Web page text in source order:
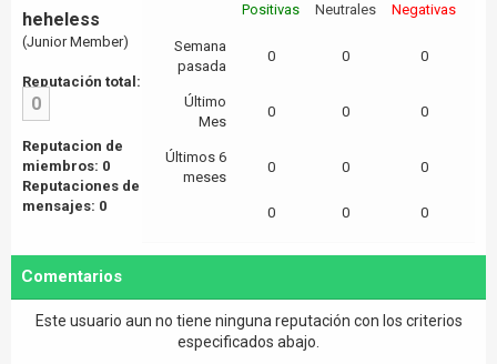
heheless
(Junior Member)
Reputación total:
0
Reputacion de
miembros: 0
Reputaciones de
mensajes: 0
Positivas Neutrales Negativas
Semana
pasada
0 0 0
Último
Mes
0 0 0
Últimos 6
meses
0 0 0
0 0 0
Comentarios
Este usuario aun no tiene ninguna reputación con los criterios
especificados abajo.